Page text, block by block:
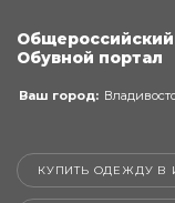
Общероссийский
Обувной портал
Ваш город:
КУПИТЬ ОДЕЖДУ В